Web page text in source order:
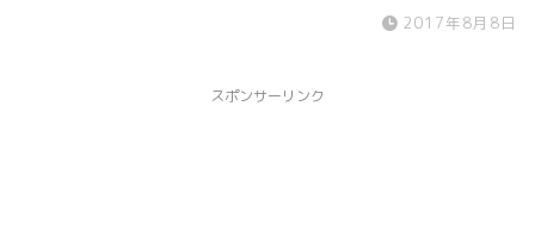
2017年8月8日
スポンサーリンク